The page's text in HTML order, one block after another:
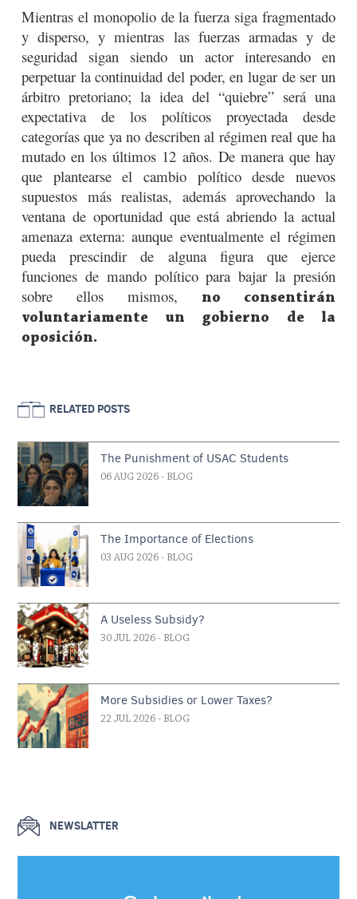
Mientras el monopolio de la fuerza siga fragmentado
y disperso, y mientras las fuerzas armadas y de
seguridad sigan siendo un actor interesando en
perpetuar la continuidad del poder, en lugar de ser un
árbitro pretoriano; la idea del “quiebre” será una
expectativa de los políticos proyectada desde
categorías que ya no describen al régimen real que ha
mutado en los últimos 12 años. De manera que hay
que plantearse el cambio político desde nuevos
supuestos más realistas, además aprovechando la
ventana de oportunidad que está abriendo la actual
amenaza externa: aunque eventualmente el régimen
pueda prescindir de alguna figura que ejerce
funciones de mando político para bajar la presión
sobre ellos mismos,
no consentirán
voluntariamente un gobierno de la
oposición.
RELATED POSTS
The Punishment of USAC Students
06 AUG 2026 - BLOG
The Importance of Elections
03 AUG 2026 - BLOG
A Useless Subsidy?
30 JUL 2026 - BLOG
More Subsidies or Lower Taxes?
22 JUL 2026 - BLOG
NEWSLATTER